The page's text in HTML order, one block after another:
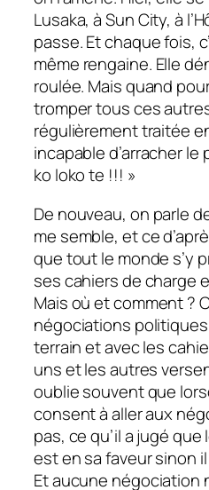
Lusaka, à Sun City, à
passe. Et chaque fois,
même rengaine. Elle
roulée. Mais quand
tromper tous ces
régulièrement traitée
incapable d’arracher le
ko loko te !!! »
De nouveau, on parle
me semble, et ce
que tout le monde s’y
ses cahiers de charge
Mais où et comment ?
négociations
terrain et avec les
uns et les autres
oublie souvent que
consent à aller aux
pas, ce qu’il a jugé
est en sa faveur sinon
Et aucune négociation